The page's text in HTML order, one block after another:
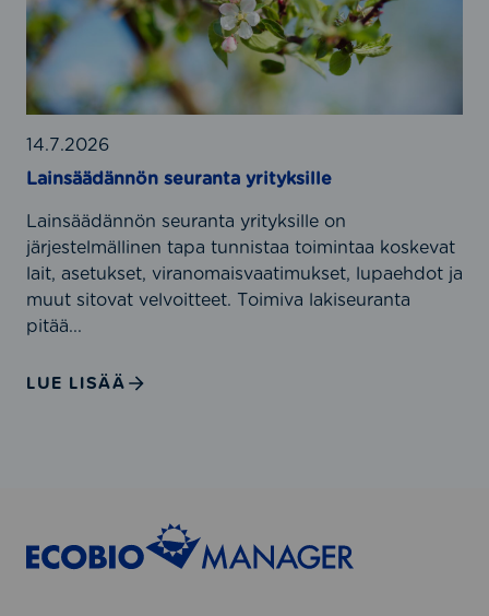
d
a
r
d
i
t
?
t
e
n
m
k
a
u
e
h
t
a
s
ä
ä
d
ä
n
n
n
s
e
u
r
n
y
14.7.2026
Lainsäädännön seuranta yrityksille
Lainsäädännön seuranta yrityksille on
järjestelmällinen tapa tunnistaa toimintaa koskevat
lait, asetukset, viranomaisvaatimukset, lupaehdot ja
muut sitovat velvoitteet. Toimiva lakiseuranta
pitää...
LUE LISÄÄ